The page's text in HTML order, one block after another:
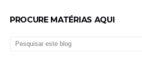
PROCURE MATÉRIAS AQUI